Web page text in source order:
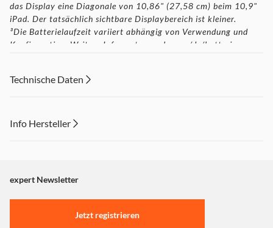
das Display eine Diagonale von 10,86" (27,58 cm) beim 10,9"
iPad. Der tatsächlich sichtbare Displaybereich ist kleiner.
³Die Batterielaufzeit variiert abhängig von Verwendung und
Konfiguration. Weitere Infos unter apple.com/de/batteries.
Verfügbarkeit vorbehalten.
Technische Daten
Info Hersteller
"Marketing".
Einstellungen anpassen
expert Newsletter
Jetzt registrieren